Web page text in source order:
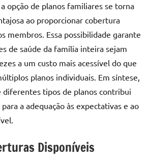
opção de planos familiares se torna
ao proporcionar cobertura
membros. Essa possibilidade garante
de saúde da família inteira sejam
a um custo mais acessível do que
planos individuais. Em síntese,
diferentes tipos de planos contribui
a adequação às expectativas e ao
Disponíveis